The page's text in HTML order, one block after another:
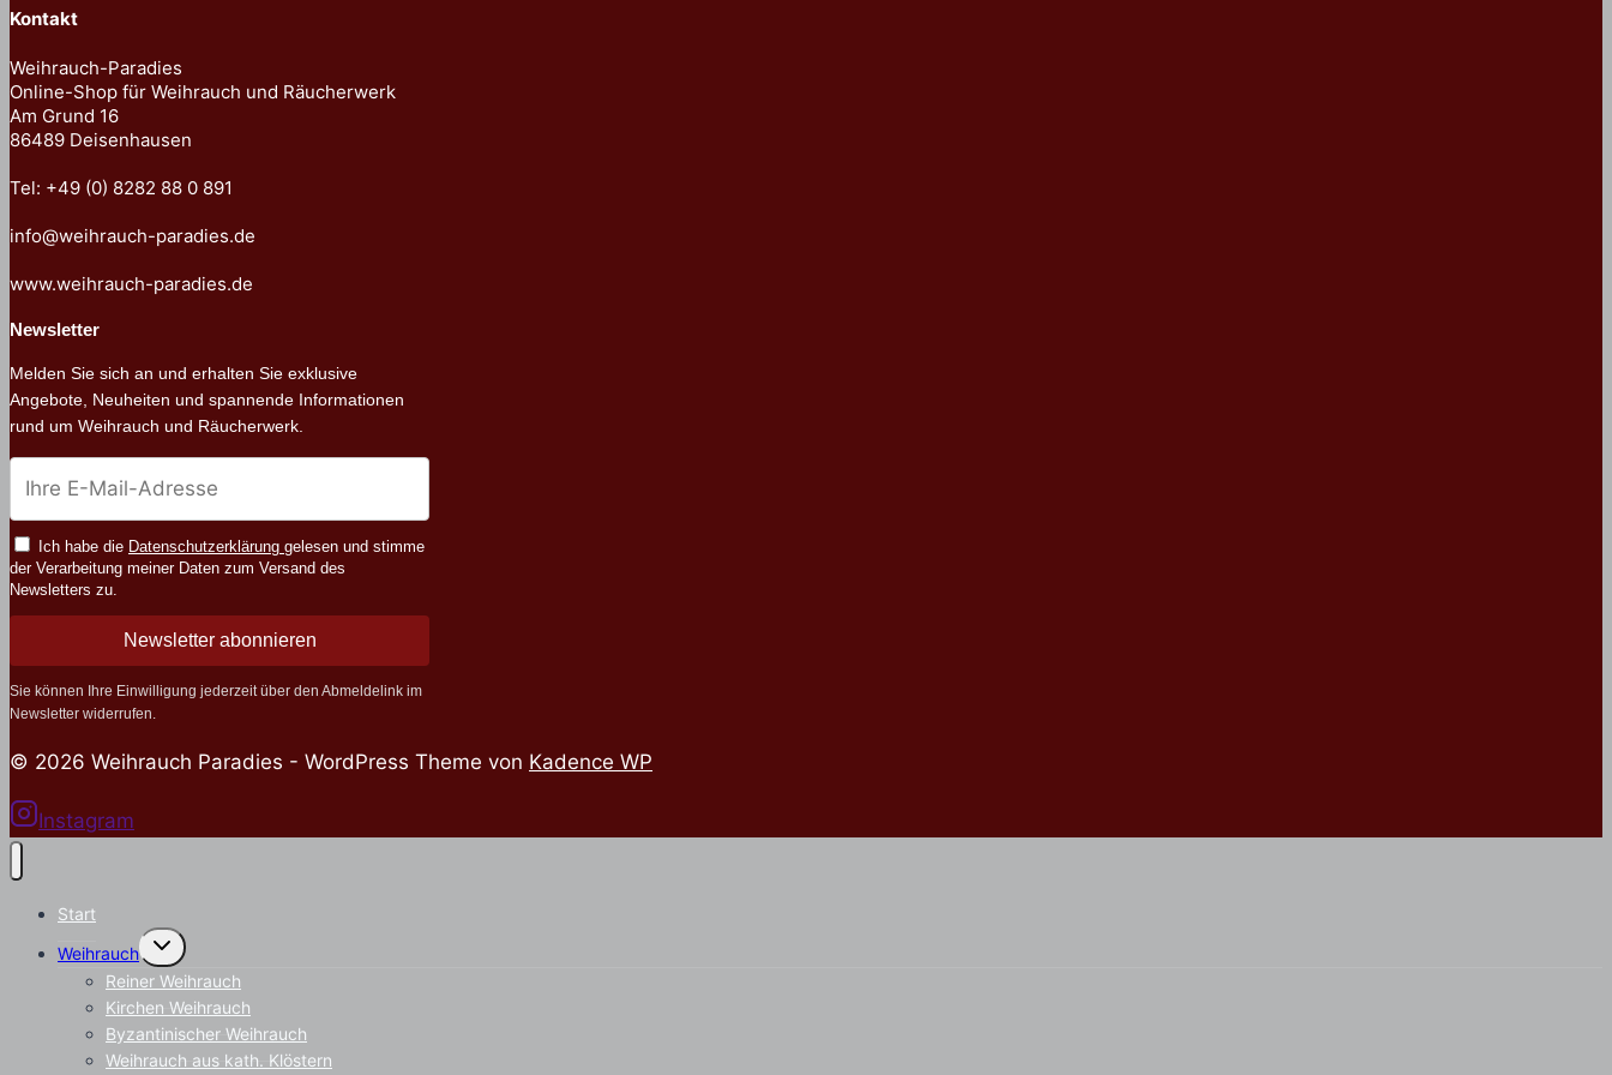
Kontakt
Weihrauch-Paradies
Online-Shop für Weihrauch und Räucherwerk
Am Grund 16
86489 Deisenhausen
Tel: +49 (0) 8282 88 0 891
info@weihrauch-paradies.de
www.weihrauch-paradies.de
Newsletter
Melden Sie sich an und erhalten Sie exklusive
Angebote, Neuheiten und spannende Informationen
rund um Weihrauch und Räucherwerk.
Ich habe die Datenschutzerklärung gelesen und stimme
der Verarbeitung meiner Daten zum Versand des
Newsletters zu.
Newsletter abonnieren
Sie können Ihre Einwilligung jederzeit über den Abmeldelink im
Newsletter widerrufen.
© 2026 Weihrauch Paradies - WordPress Theme von Kadence WP
Instagram
Start
Weihrauch
Untermenü
umschalten
Reiner Weihrauch
Kirchen Weihrauch
Byzantinischer Weihrauch
Weihrauch aus kath. Klöstern